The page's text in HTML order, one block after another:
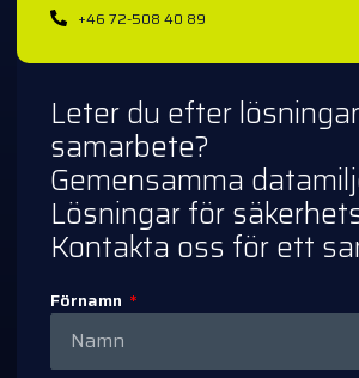
+46 72-508 40 89
Leter du efter
samarbete?
Gemensamma
Lösningar för
Kontakta oss för ett
Förnamn